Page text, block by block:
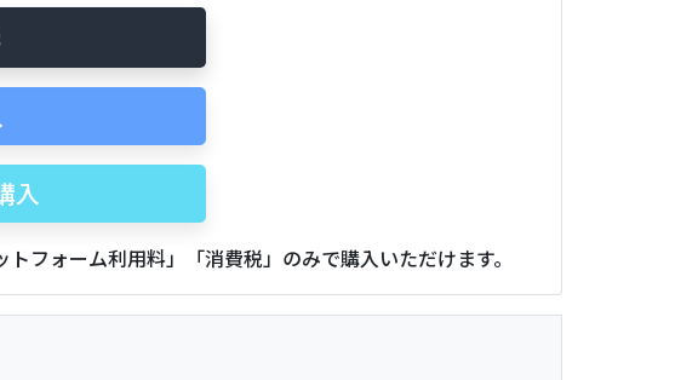
入
フォーム利用料」「消費税」のみで購入いただけます。